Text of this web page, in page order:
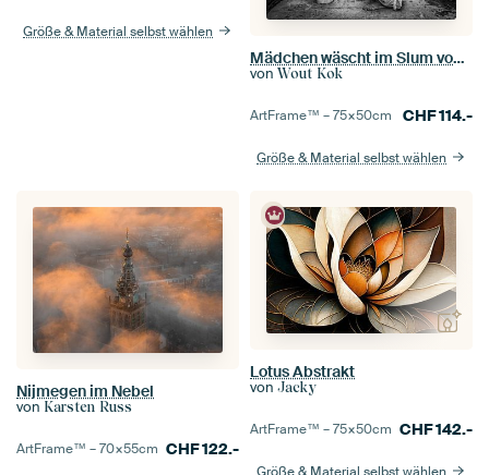
Größe & Material selbst wählen
Mädchen wäscht im Slum von Varanasi in Indien
von Wout Kok
ArtFrame™ –75×50cm CHF114.-
Größe & Material selbst wählen
Nijmegen im Nebel
von Karsten Russ
ArtFrame™ –70×55cm CHF122.-
Lotus Abstrakt
von Jacky
ArtFrame™ –75×50cm CHF142.-
Größe & Material selbst wählen